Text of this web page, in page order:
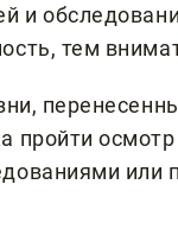
и
тем
пройти
или